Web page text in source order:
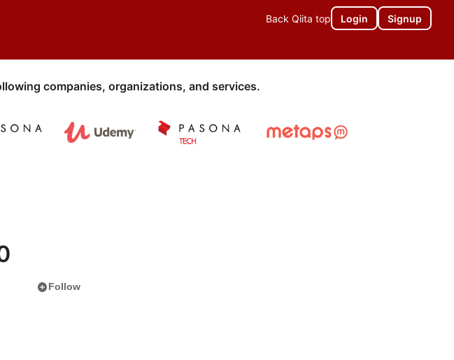
Back Qiita top Login Signup
companies, organizations, and services.
add_circleFollow